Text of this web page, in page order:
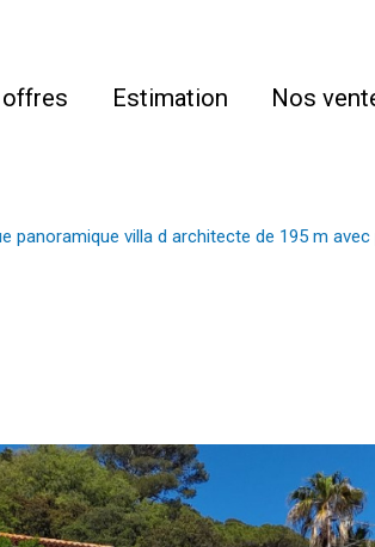
Estimation Nos
panoramique villa d architecte de 195 m